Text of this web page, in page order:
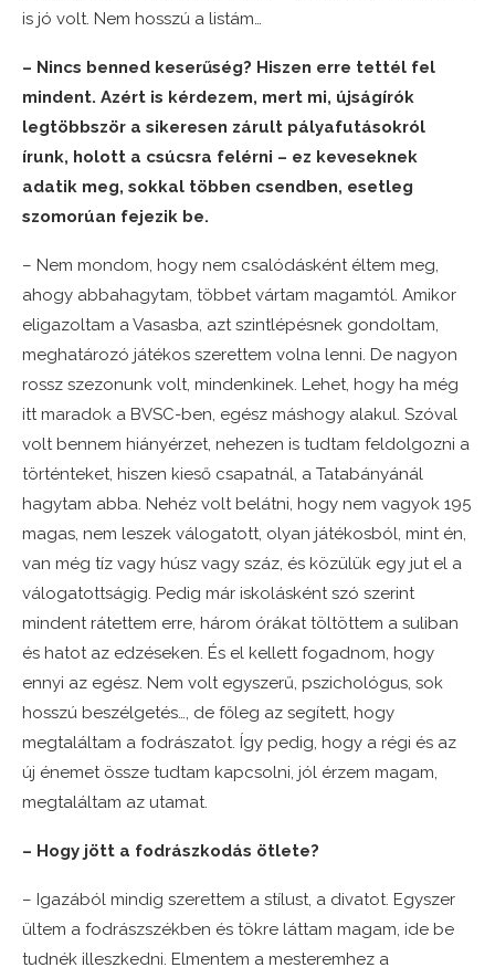
is jó volt. Nem hosszú a listám…
– Nincs benned keserűség? Hiszen erre tettél fel
mindent. Azért is kérdezem, mert mi, újságírók
legtöbbször a sikeresen zárult pályafutásokról
írunk, holott a csúcsra felérni – ez keveseknek
adatik meg, sokkal többen csendben, esetleg
szomorúan fejezik be.
– Nem mondom, hogy nem csalódásként éltem meg,
ahogy abbahagytam, többet vártam magamtól. Amikor
eligazoltam a Vasasba, azt szintlépésnek gondoltam,
meghatározó játékos szerettem volna lenni. De nagyon
rossz szezonunk volt, mindenkinek. Lehet, hogy ha még
itt maradok a BVSC-ben, egész máshogy alakul. Szóval
volt bennem hiányérzet, nehezen is tudtam feldolgozni a
történteket, hiszen kieső csapatnál, a Tatabányánál
hagytam abba. Nehéz volt belátni, hogy nem vagyok 195
magas, nem leszek válogatott, olyan játékosból, mint én,
van még tíz vagy húsz vagy száz, és közülük egy jut el a
válogatottságig. Pedig már iskolásként szó szerint
mindent rátettem erre, három órákat töltöttem a suliban
és hatot az edzéseken. És el kellett fogadnom, hogy
ennyi az egész. Nem volt egyszerű, pszichológus, sok
hosszú beszélgetés…, de főleg az segített, hogy
megtaláltam a fodrászatot. Így pedig, hogy a régi és az
új énemet össze tudtam kapcsolni, jól érzem magam,
megtaláltam az utamat.
– Hogy jött a fodrászkodás ötlete?
– Igazából mindig szerettem a stílust, a divatot. Egyszer
ültem a fodrászszékben és tökre láttam magam, ide be
tudnék illeszkedni. Elmentem a mesteremhez a